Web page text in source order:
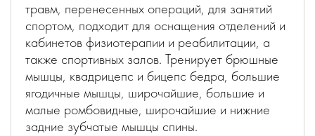
травм, перенесенных операций, для занятий
спортом, подходит для оснащения отделений и
кабинетов физиотерапии и реабилитации, а
также спортивных залов. Тренирует брюшные
мышцы, квадрицепс и бицепс бедра, большие
ягодичные мышцы, широчайшие, большие и
малые ромбовидные, широчайшие и нижние
задние зубчатые мышцы спины.